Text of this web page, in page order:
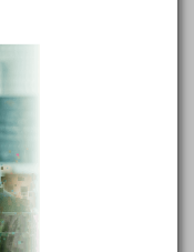
a jejich význam
a geografie sídel